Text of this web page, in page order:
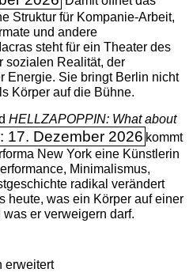
Struktur für Kompanie-Arbeit,
und andere
steht für ein Theater des
sozialen Realität, der
Energie. Sie bringt Berlin nicht
Körper auf die Bühne.
HELLZAPOPPIN: What about
17. Dezember 2026 kommt
New York eine Künstlerin
Minimalismus,
radikal verändert
heute, was ein Körper auf einer
er verweigern darf.
erweitert